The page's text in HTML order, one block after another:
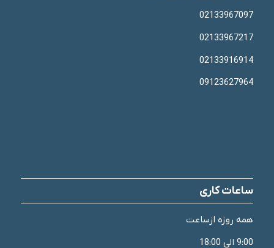
02133967097
02133967217
02133916914
09123627964
ساعات کاری
همه روزه ازساعت
9:00 الی 18:00